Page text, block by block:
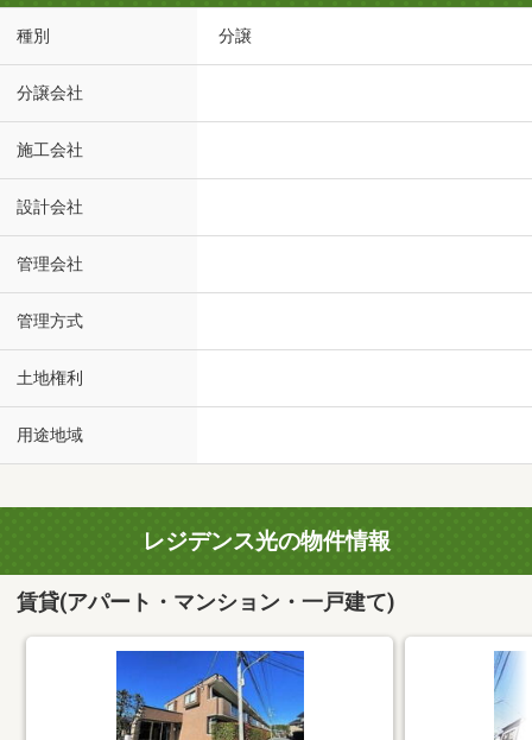
種別 分譲
分譲会社
施工会社
設計会社
管理会社
管理方式
土地権利
用途地域
レジデンス光の物件情報
賃貸(アパート・マンション・一戸建て)